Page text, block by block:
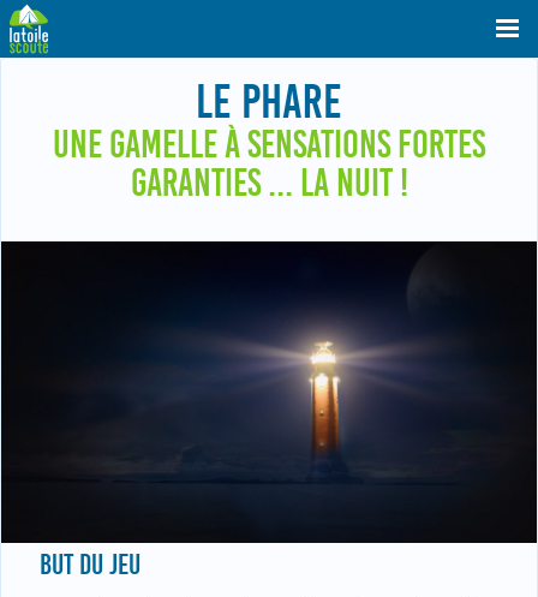
LE PHARE
UNE GAMELLE À SENSATIONS FORTES
GARANTIES ... LA NUIT !
BUT DU JEU